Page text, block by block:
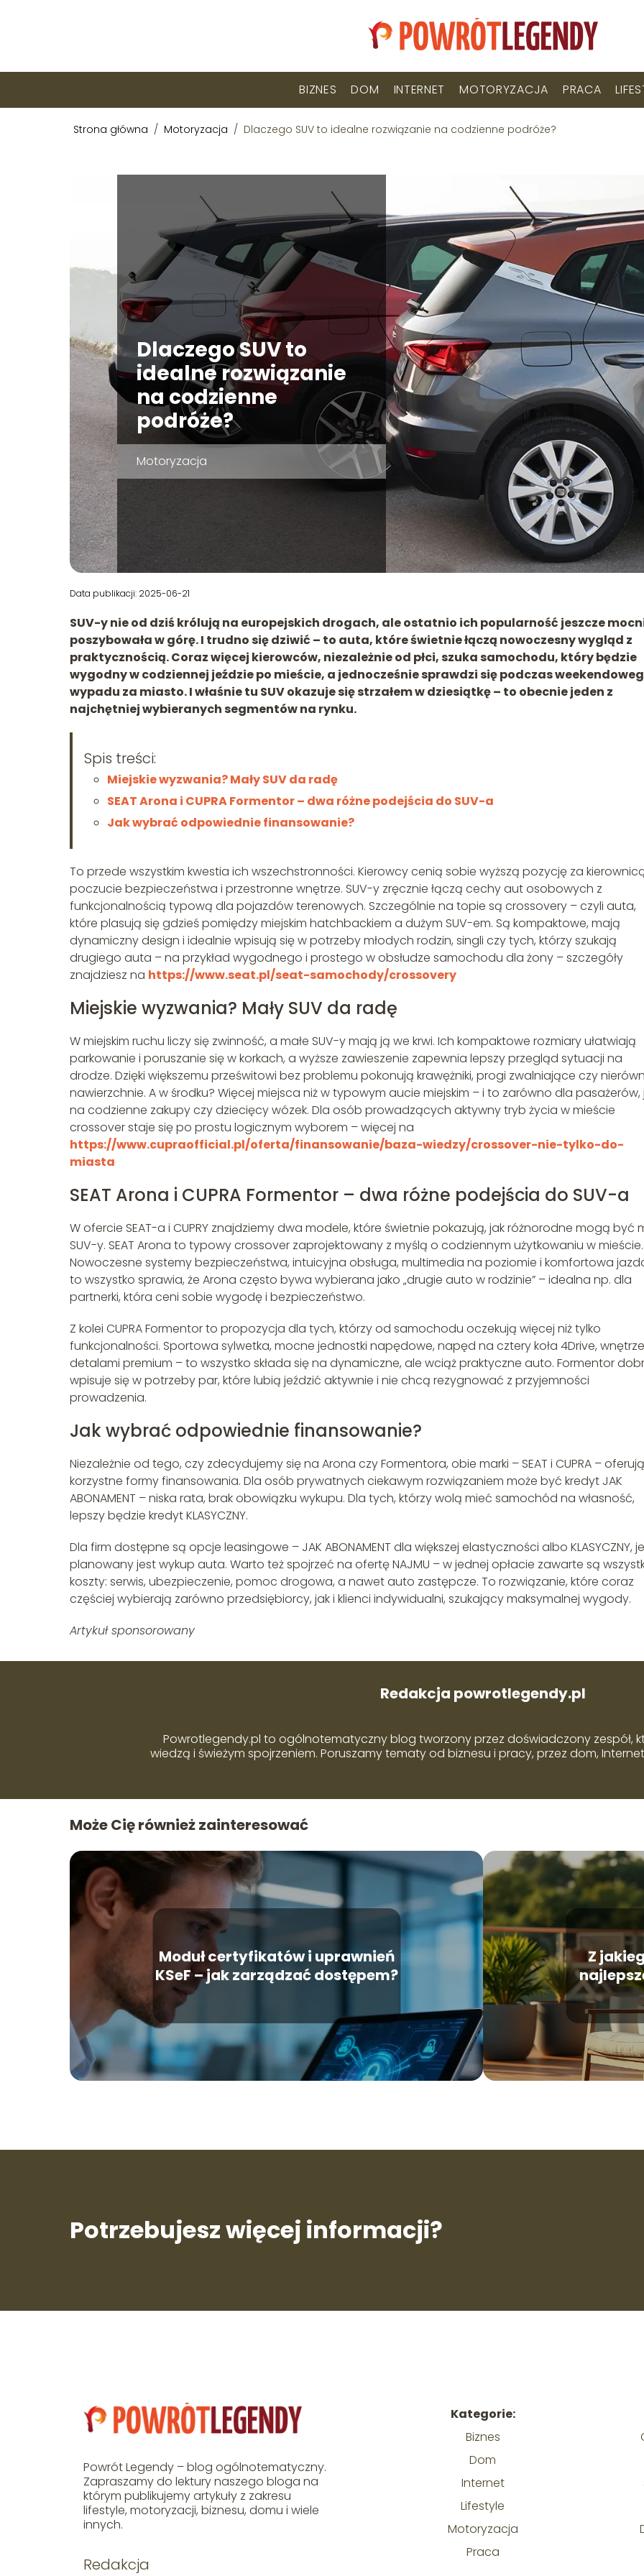
BIZNES DOM INTERNET MOTORYZACJA PRACA
Strona główna / Motoryzacja / Dlaczego SUV to idealne rozwiązanie na codzienne podróże?
Dlaczego SUV to
idealne rozwiązanie
na codzienne
podróże?
Motoryzacja
Data publikacji: 2025-06-21
SUV-y nie od dziś królują na europejskich drogach, ale ostatnio ich popularność jeszcze
poszybowała w górę. I trudno się dziwić – to auta, które świetnie łączą nowoczesny wygląd z
praktycznością. Coraz więcej kierowców, niezależnie od płci, szuka samochodu, który będzie
wygodny w codziennej jeździe po mieście, a jednocześnie sprawdzi się podczas
wypadu za miasto. I właśnie tu SUV okazuje się strzałem w dziesiątkę – to obecnie jeden z
najchętniej wybieranych segmentów na rynku.
Spis treści:
Miejskie wyzwania? Mały SUV da radę
SEAT Arona i CUPRA Formentor – dwa różne podejścia do SUV-a
Jak wybrać odpowiednie finansowanie?
To przede wszystkim kwestia ich wszechstronności. Kierowcy cenią sobie wyższą pozycję za
poczucie bezpieczeństwa i przestronne wnętrze. SUV-y zręcznie łączą cechy aut osobowych z
funkcjonalnością typową dla pojazdów terenowych. Szczególnie na topie są crossovery – czyli auta,
które plasują się gdzieś pomiędzy miejskim hatchbackiem a dużym SUV-em. Są kompaktowe, mają
dynamiczny design i idealnie wpisują się w potrzeby młodych rodzin, singli czy tych, którzy szukają
drugiego auta – na przykład wygodnego i prostego w obsłudze samochodu dla żony – szczegóły
znajdziesz na https://www.seat.pl/seat-samochody/crossovery
Miejskie wyzwania? Mały SUV da radę
W miejskim ruchu liczy się zwinność, a małe SUV-y mają ją we krwi. Ich kompaktowe rozmiary ułatwiają
parkowanie i poruszanie się w korkach, a wyższe zawieszenie zapewnia lepszy przegląd sytuacji na
drodze. Dzięki większemu prześwitowi bez problemu pokonują krawężniki, progi zwalniające czy
nawierzchnie. A w środku? Więcej miejsca niż w typowym aucie miejskim – i to zarówno dla pasażerów,
na codzienne zakupy czy dziecięcy wózek. Dla osób prowadzących aktywny tryb życia w mieście
crossover staje się po prostu logicznym wyborem – więcej na
https://www.cupraofficial.pl/oferta/finansowanie/baza-wiedzy/crossover-nie-tylko-do-
miasta
SEAT Arona i CUPRA Formentor – dwa różne podejścia do SUV-a
W ofercie SEAT-a i CUPRY znajdziemy dwa modele, które świetnie pokazują, jak różnorodne mogą być
SUV-y. SEAT Arona to typowy crossover zaprojektowany z myślą o codziennym użytkowaniu w mieście.
Nowoczesne systemy bezpieczeństwa, intuicyjna obsługa, multimedia na poziomie i komfortowa
to wszystko sprawia, że Arona często bywa wybierana jako „drugie auto w rodzinie” – idealna np. dla
partnerki, która ceni sobie wygodę i bezpieczeństwo.
Z kolei CUPRA Formentor to propozycja dla tych, którzy od samochodu oczekują więcej niż tylko
funkcjonalności. Sportowa sylwetka, mocne jednostki napędowe, napęd na cztery koła 4Drive,
detalami premium – to wszystko składa się na dynamiczne, ale wciąż praktyczne auto. Formentor
wpisuje się w potrzeby par, które lubią jeździć aktywnie i nie chcą rezygnować z przyjemności
prowadzenia.
Jak wybrać odpowiednie finansowanie?
Niezależnie od tego, czy zdecydujemy się na Arona czy Formentora, obie marki – SEAT i CUPRA – oferują
korzystne formy finansowania. Dla osób prywatnych ciekawym rozwiązaniem może być kredyt JAK
ABONAMENT – niska rata, brak obowiązku wykupu. Dla tych, którzy wolą mieć samochód na własność,
lepszy będzie kredyt KLASYCZNY.
Dla firm dostępne są opcje leasingowe – JAK ABONAMENT dla większej elastyczności albo KLASYCZNY,
planowany jest wykup auta. Warto też spojrzeć na ofertę NAJMU – w jednej opłacie zawarte są
koszty: serwis, ubezpieczenie, pomoc drogowa, a nawet auto zastępcze. To rozwiązanie, które coraz
częściej wybierają zarówno przedsiębiorcy, jak i klienci indywidualni, szukający maksymalnej wygody.
Artykuł sponsorowany
Redakcja powrotlegendy.pl
Powrotlegendy.pl to ogólnotematyczny blog tworzony przez doświadczony zespół,
wiedzą i świeżym spojrzeniem. Poruszamy tematy od biznesu i pracy, przez dom,
Może Cię również zainteresować
Moduł certyfikatów i uprawnień
KSeF – jak zarządzać dostępem?
Z
Potrzebujesz więcej informacji?
Powrót Legendy – blog ogólnotematyczny.
Zapraszamy do lektury naszego bloga na
którym publikujemy artykuły z zakresu
lifestyle, motoryzacji, biznesu, domu i wiele
innych.
Redakcja
Kategorie:
Biznes
Dom
Internet
Lifestyle
Motoryzacja
Praca